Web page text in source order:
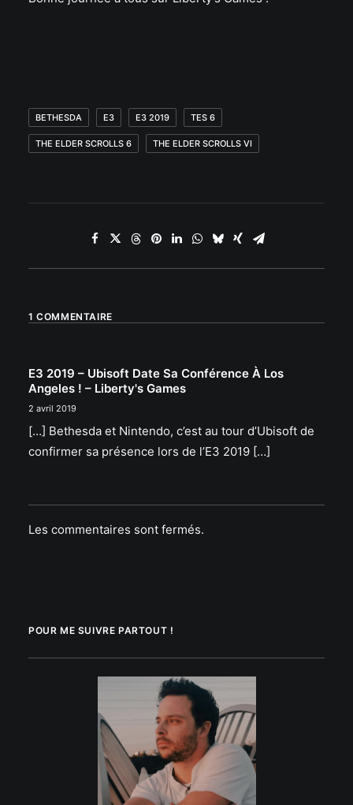
BETHESDA E3 E3 2019 TES 6
THE ELDER SCROLLS 6 THE ELDER SCROLLS VI
1 COMMENTAIRE
E3 2019 – Ubisoft Date Sa Conférence À Los
Angeles ! – Liberty's Games
2 avril 2019
[…] Bethesda et Nintendo, c’est au tour d’Ubisoft de
confirmer sa présence lors de l’E3 2019 […]
Les commentaires sont fermés.
POUR ME SUIVRE PARTOUT !